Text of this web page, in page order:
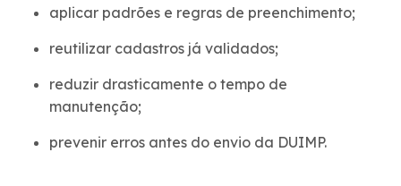
aplicar padrões e regras de preenchimento;
reutilizar cadastros já validados;
reduzir drasticamente o tempo de
manutenção;
prevenir erros antes do envio da DUIMP.